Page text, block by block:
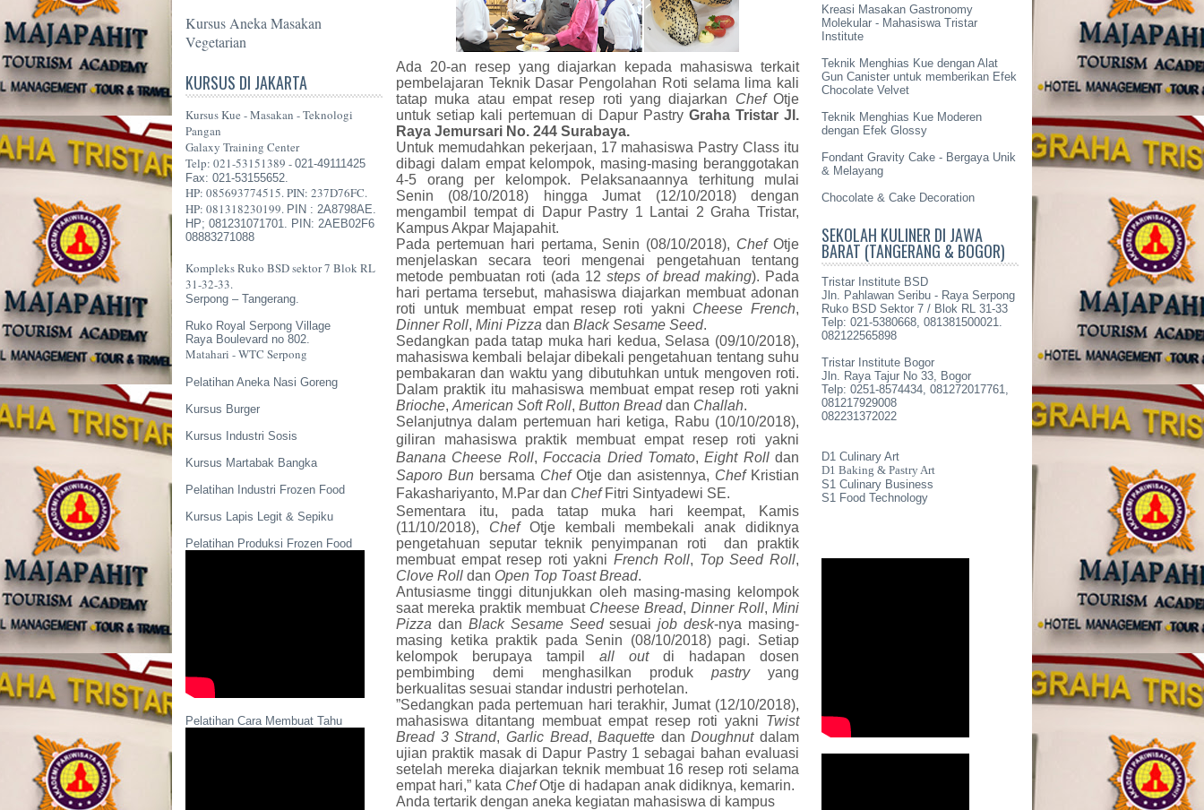
Kursus Aneka Masakan
Vegetarian
KURSUS DI JAKARTA
Kursus Kue - Masakan - Teknologi
Pangan
Galaxy Training Center
Telp: 021-53151389 - 021-49111425
Fax: 021-53155652.
HP: 085693774515. PIN: 237D76FC.
HP: 081318230199. PIN : 2A8798AE.
HP; 081231071701. PIN: 2AEB02F6
08883271088
Kompleks Ruko BSD sektor 7 Blok RL
31-32-33.
Serpong – Tangerang.
Ruko Royal Serpong Village
Raya Boulevard no 802.
Matahari - WTC Serpong
Pelatihan Aneka Nasi Goreng
Kursus Burger
Kursus Industri Sosis
Kursus Martabak Bangka
Pelatihan Industri Frozen Food
Kursus Lapis Legit & Sepiku
Pelatihan Produksi Frozen Food
Pelatihan Cara Membuat Tahu
Ada 20-an resep yang diajarkan kepada mahasiswa terkait
pembelajaran Teknik Dasar Pengolahan Roti selama lima kali
tatap muka atau empat resep roti yang diajarkan ChefOtje
untuk setiap kali pertemuan di Dapur Pastry Graha Tristar Jl.
Raya Jemursari No. 244 Surabaya.
Untuk memudahkan pekerjaan, 17 mahasiswa Pastry Class itu
dibagi dalam empat kelompok, masing-masing beranggotakan
4-5 orang per kelompok. Pelaksanaannya terhitung mulai
Senin (08/10/2018) hingga Jumat (12/10/2018) dengan
mengambil tempat di Dapur Pastry 1 Lantai 2 Graha Tristar,
Kampus Akpar Majapahit.
Pada pertemuan hari pertama, Senin (08/10/2018), ChefOtje
menjelaskan secara teori mengenai pengetahuan tentang
metode pembuatan roti (ada 12 steps of bread making). Pada
hari pertama tersebut, mahasiswa diajarkan membuat adonan
roti untuk membuat empat resep roti yakni Cheese French,
Dinner Roll, Mini Pizza dan Black Sesame Seed.
Sedangkan pada tatap muka hari kedua, Selasa (09/10/2018),
mahasiswa kembali belajar dibekali pengetahuan tentang suhu
pembakaran dan waktu yang dibutuhkan untuk mengoven roti.
Dalam praktik itu mahasiswa membuat empat resep roti yakni
Brioche, American Soft Roll, Button Breaddan Challah.
Selanjutnya dalam pertemuan hari ketiga, Rabu (10/10/2018),
giliran mahasiswa praktik membuat empat resep roti yakni
Banana Cheese Roll,Foccacia Dried Tomato,Eight Rolldan
Saporo Bun bersama ChefOtje dan asistennya, ChefKristian
Fakashariyanto, M.Par dan ChefFitri Sintyadewi SE.
Sementara itu, pada tatap muka hari keempat, Kamis
(11/10/2018), ChefOtje kembali membekali anak didiknya
pengetahuan seputar teknik penyimpanan roti
dan praktik
membuat empat resep roti yakni French Roll, Top Seed Roll,
Clove Roll dan Open Top Toast Bread.
Antusiasme tinggi ditunjukkan oleh masing-masing kelompok
saat mereka praktik membuat Cheese Bread, Dinner Roll, Mini
Pizza dan Black Sesame Seedsesuaijob desk-nya masing-
masing ketika praktik pada Senin (08/10/2018) pagi. Setiap
kelompok berupaya tampil all outdi hadapan dosen
pembimbing demi menghasilkan produk pastryyang
berkualitas sesuai standar industri perhotelan.
”Sedangkan pada pertemuan hari terakhir, Jumat (12/10/2018),
mahasiswa ditantang membuat empat resep roti yakni Twist
Bread 3 Strand, Garlic Bread,Baquette danDoughnutdalam
ujian praktik masak di Dapur Pastry 1 sebagai bahan evaluasi
setelah mereka diajarkan teknik membuat 16 resep roti selama
empat hari,” kata ChefOtje di hadapan anak didiknya, kemarin.
Anda tertarik dengan aneka kegiatan mahasiswa di kampus
Kreasi Masakan Gastronomy
Molekular - Mahasiswa Tristar
Institute
Teknik Menghias Kue dengan Alat
Gun Canister untuk memberikan Efek
Chocolate Velvet
Teknik Menghias Kue Moderen
dengan Efek Glossy
Fondant Gravity Cake - Bergaya Unik
& Melayang
Chocolate & Cake Decoration
SEKOLAH KULINER DI JAWA
BARAT (TANGERANG & BOGOR)
Tristar Institute BSD
Jln. Pahlawan Seribu - Raya Serpong
Ruko BSD Sektor 7 / Blok RL 31-33
Telp: 021-5380668, 081381500021.
082122565898
Tristar Institute Bogor
Jln. Raya Tajur No 33, Bogor
Telp: 0251-8574434, 081272017761,
081217929008
082231372022
D1 Culinary Art
D1 Baking & Pastry Art
S1 Culinary Business
S1 Food Technology